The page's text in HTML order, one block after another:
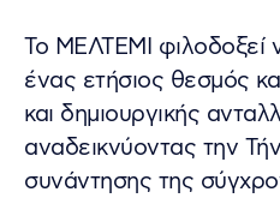
Το ΜΕΛΤΕΜΙ φιλοδοξεί
ένας ετήσιος θεσμός
και δημιουργικής
αναδεικνύοντας την
συνάντησης της